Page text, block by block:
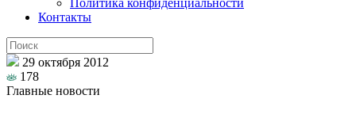
Политика конфиденциальности
Контакты
29 октября 2012
178
Главные новости